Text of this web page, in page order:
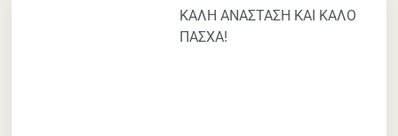
ΚΑΛΗ ΑΝΑΣΤΑΣΗ ΚΑΙ ΚΑΛΟ
ΠΑΣΧΑ!